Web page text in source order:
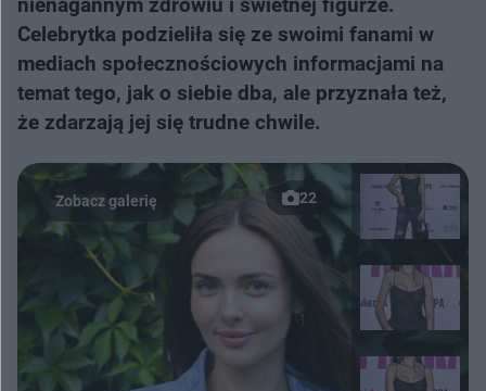
Celebrytka podzieliła się ze swoimi fanami w
mediach społecznościowych informacjami na
temat tego, jak o siebie dba, ale przyznała też,
że zdarzają jej się trudne chwile.
22